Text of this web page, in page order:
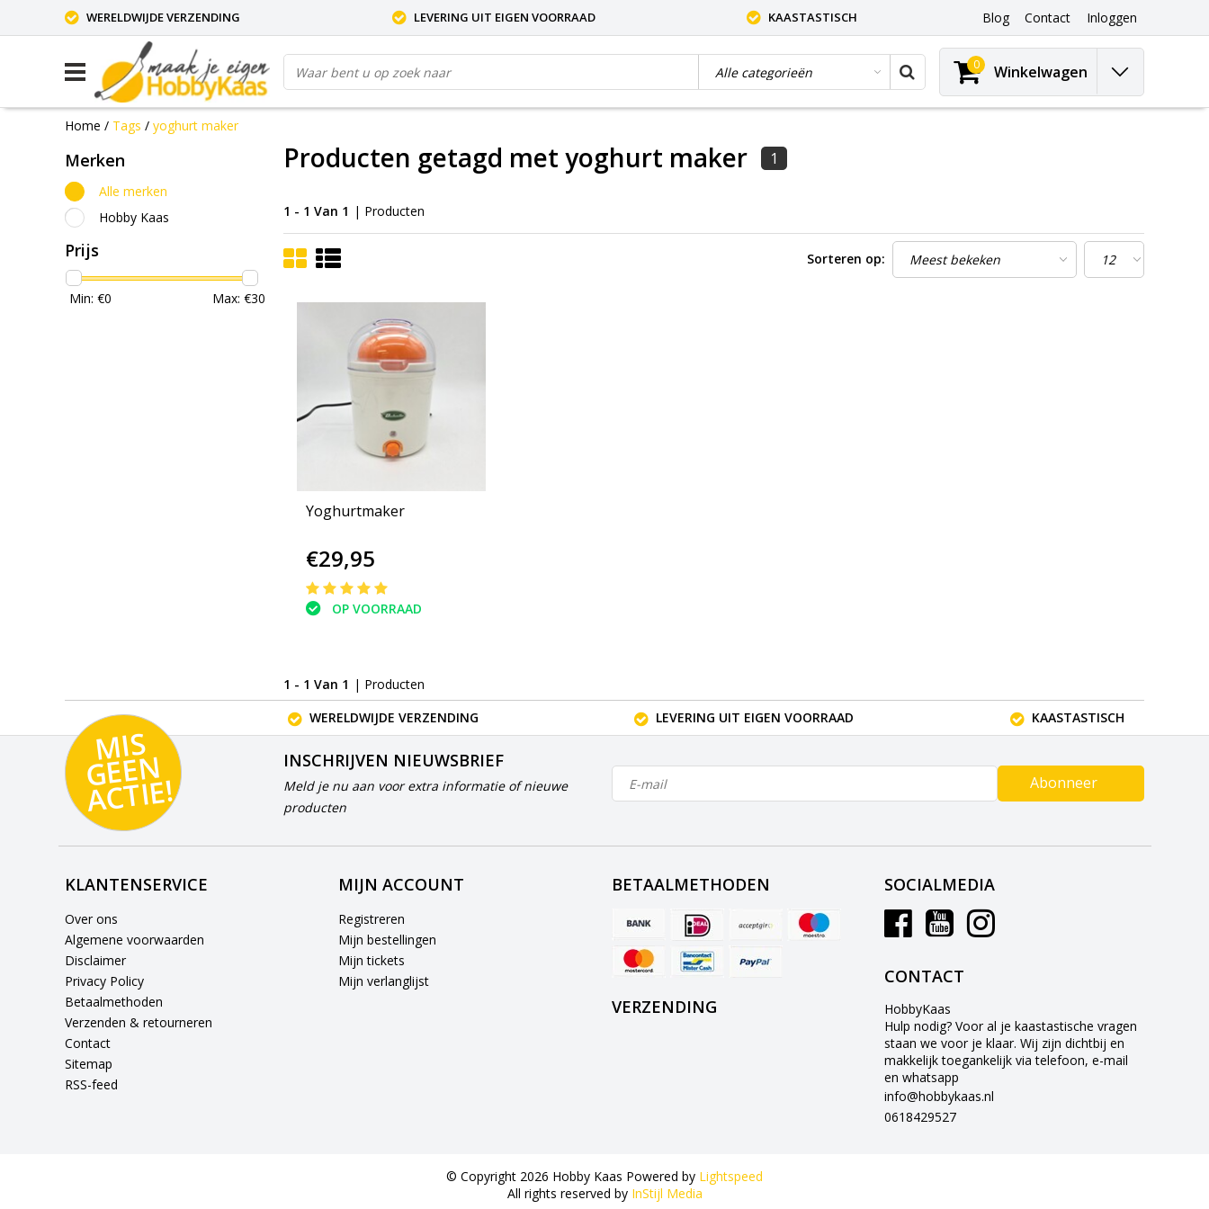
WERELDWIJDE VERZENDING LEVERING UIT EIGEN VOORRAAD KAASTASTISCH Blog Contact Inloggen
0 Winkelwagen
Home / Tags / yoghurt maker
Merken
Alle merken
Hobby Kaas
Prijs
Min: €0 Max: €30
Producten getagd met yoghurt maker 1
1 - 1 Van 1 | Producten
Sorteren op:
Yoghurtmaker
€29,95
OP VOORRAAD
1 - 1 Van 1 | Producten
WERELDWIJDE VERZENDING
LEVERING UIT EIGEN VOORRAAD KAASTASTISCH
MI
S
G
E
E
N
A
C
TI
E!
INSCHRIJVEN NIEUWSBRIEF
Meld je nu aan voor extra informatie of nieuwe
producten
Abonneer
KLANTENSERVICE
Over ons
Algemene voorwaarden
Disclaimer
Privacy Policy
Betaalmethoden
Verzenden & retourneren
Contact
Sitemap
RSS-feed
MIJN ACCOUNT
Registreren
Mijn bestellingen
Mijn tickets
Mijn verlanglijst
BETAALMETHODEN
VERZENDING
SOCIALMEDIA
CONTACT
HobbyKaas
Hulp nodig? Voor al je kaastastische vragen
staan we voor je klaar. Wij zijn dichtbij en
makkelijk toegankelijk via telefoon, e-mail
en whatsapp
info@hobbykaas.nl
0618429527
© Copyright 2026 Hobby Kaas Powered by Lightspeed
All rights reserved by InStijl Media